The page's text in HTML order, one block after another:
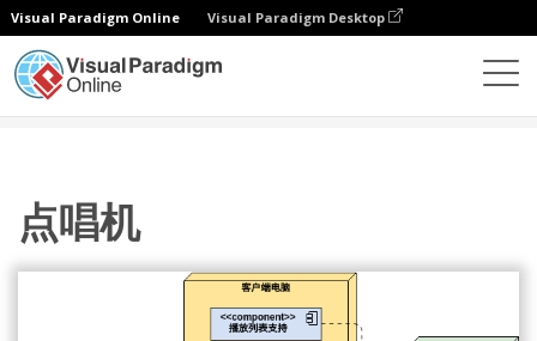
Visual Paradigm Online Visual Paradigm Desktop
点唱机